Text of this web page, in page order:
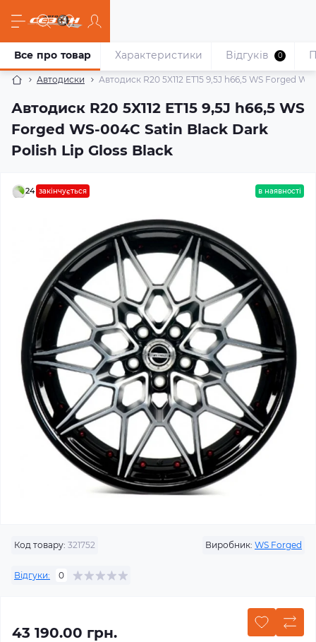
Автодиски Автодиск R20 5X112 ET15 9,5J h66,5 WS Forged
Автодиск R20 5X112 ET15 9,5J h66,5 WS
Forged WS-004C Satin Black Dark
Polish Lip Gloss Black
Все про товар Характеристики Відгуків 0
24 закінчується в наявності
Код товару: 321752 Виробник: WS Forged
Відгуки: 0
43 190.00 грн.